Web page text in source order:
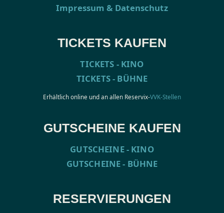
Impressum & Datenschutz
TICKETS KAUFEN
TICKETS - KINO
TICKETS - BÜHNE
Erhältlich online und an allen Reservix-VVK-Stellen
GUTSCHEINE KAUFEN
GUTSCHEINE - KINO
GUTSCHEINE - BÜHNE
RESERVIERUNGEN